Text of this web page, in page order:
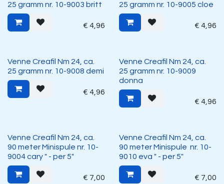
25 gramm nr. 10-9003 britt
€ 4,96
25 gramm nr. 10-9005 cloe
€ 4,96
Venne Creafil Nm 24, ca.
25 gramm nr. 10-9008 demi
€ 4,96
Venne Creafil Nm 24, ca.
25 gramm nr. 10-9009
donna
€ 4,96
Venne Creafil Nm 24, ca.
90 meter Minispule nr. 10-
9004 cary " - per 5"
€ 7,00
Venne Creafil Nm 24, ca.
90 meter Minispule nr. 10-
9010 eva " - per 5"
€ 7,00